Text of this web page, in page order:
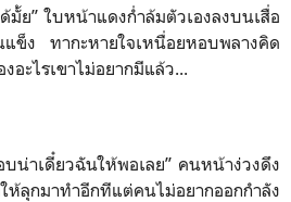
มั้ย” ใบหน้าแดงก่ำล้มตัวเองลงบนเสื่อ
แข็ง ทากะหายใจเหนื่อยหอบพลางคิด
อะไรเขาไม่อยากมีแล้ว...
น่าเดี๋ยวฉันให้พอเลย” คนหน้าง่วงดึง
ลุกมาทำอีกทีแต่คนไม่อยากออกกำลัง